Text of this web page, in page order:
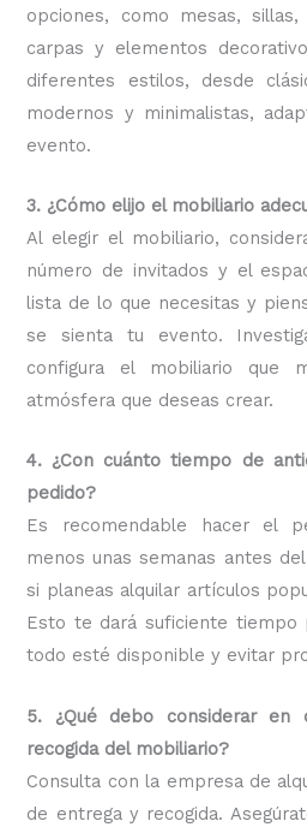
opciones, como mesas,
carpas y elementos
diferentes estilos, desde
modernos y minimalistas,
evento.
3. ¿Cómo elijo el mobiliario
Al elegir el mobiliario,
número de invitados y el
lista de lo que necesitas y
se sienta tu evento.
configura el mobiliario que
atmósfera que deseas crear.
4. ¿Con cuánto tiempo de
pedido?
Es recomendable hacer el
menos unas semanas antes
si planeas alquilar artículos
Esto te dará suficiente tiempo
todo esté disponible y evitar
5. ¿Qué debo considerar
recogida del mobiliario?
Consulta con la empresa de
de entrega y recogida.